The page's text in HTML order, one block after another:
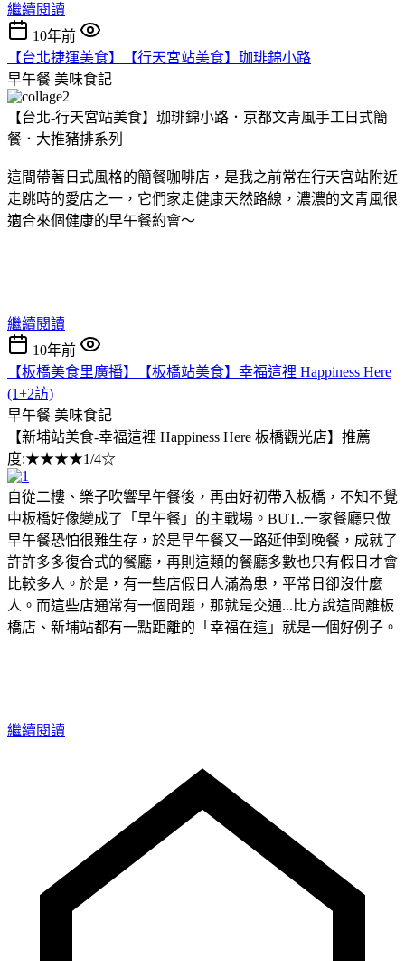
繼續閱讀
10年前
【台北捷運美食】【行天宮站美食】珈琲錦小路
早午餐 美味食記
【台北-行天宮站美食】珈琲錦小路．京都文青風手工日式簡
餐．大推豬排系列
這間帶著日式風格的簡餐咖啡店，是我之前常在行天宮站附近
走跳時的愛店之一，它們家走健康天然路線，濃濃的文青風很
適合來個健康的早午餐約會～
繼續閱讀
10年前
【板橋美食里廣播】【板橋站美食】幸福這裡 Happiness Here
(1+2訪)
早午餐 美味食記
【新埔站美食-幸福這裡 Happiness Here 板橋觀光店】推薦
度:★★★★1/4☆
自從二樓、樂子吹響早午餐後，再由好初帶入板橋，不知不覺
中板橋好像變成了「早午餐」的主戰場。BUT..一家餐廳只做
早午餐恐怕很難生存，於是早午餐又一路延伸到晚餐，成就了
許許多多復合式的餐廳，再則這類的餐廳多數也只有假日才會
比較多人。於是，有一些店假日人滿為患，平常日卻沒什麼
人。而這些店通常有一個問題，那就是交通...比方說這間離板
橋店、新埔站都有一點距離的「幸福在這」就是一個好例子。
繼續閱讀